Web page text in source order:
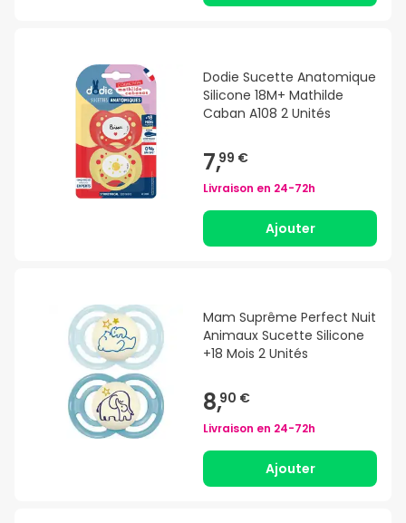
Dodie Sucette Anatomique
Silicone 18M+ Mathilde
Caban A108 2 Unités
7,99 €
Livraison en 24-72h
Ajouter
Mam Suprême Perfect Nuit
Animaux Sucette Silicone
+18 Mois 2 Unités
8,90 €
Livraison en 24-72h
Ajouter